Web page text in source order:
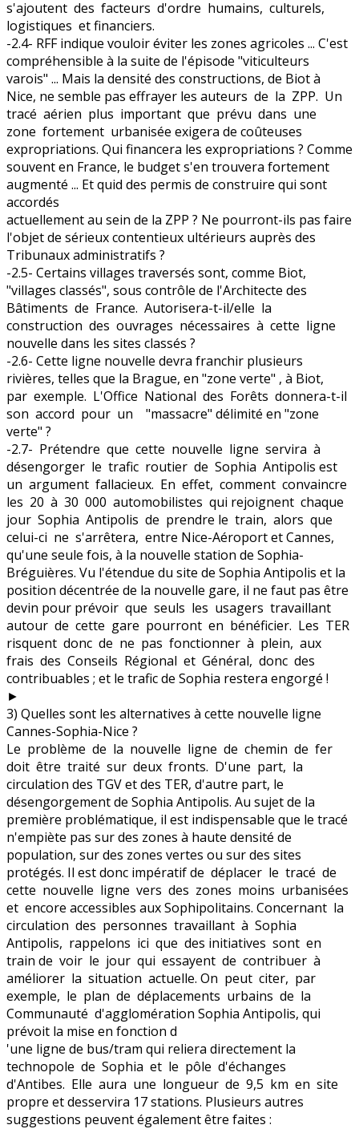
s'ajoutent des facteurs d'ordre humains, culturels,
logistiques et financiers.
-2.4- RFF indique vouloir éviter les zones agricoles ... C'est
compréhensible à la suite de l'épisode "viticulteurs
varois" ... Mais la densité des constructions, de Biot à
Nice, ne semble pas effrayer les auteurs de la ZPP. Un
tracé aérien plus important que prévu dans une
zone fortement urbanisée exigera de coûteuses
expropriations. Qui financera les expropriations ? Comme
souvent en France, le budget s'en trouvera fortement
augmenté ... Et quid des permis de construire qui sont
accordés
actuellement au sein de la ZPP ? Ne pourront-ils pas faire
l'objet de sérieux contentieux ultérieurs auprès des
Tribunaux administratifs ?
-2.5- Certains villages traversés sont, comme Biot,
"villages classés", sous contrôle de l'Architecte des
Bâtiments de France. Autorisera-t-il/elle la
construction des ouvrages nécessaires à cette ligne
nouvelle dans les sites classés ?
-2.6- Cette ligne nouvelle devra franchir plusieurs
rivières, telles que la Brague, en "zone verte" , à Biot,
par exemple. L'Office National des Forêts donnera-t-il
son accord pour un "massacre" délimité en "zone
verte" ?
-2.7- Prétendre que cette nouvelle ligne servira à
désengorger le trafic routier de Sophia Antipolis est
un argument fallacieux. En effet, comment convaincre
les 20 à 30 000 automobilistes qui rejoignent chaque
jour Sophia Antipolis de prendre le train, alors que
celui-ci ne s'arrêtera, entre Nice-Aéroport et Cannes,
qu'une seule fois, à la nouvelle station de Sophia-
Bréguières. Vu l'étendue du site de Sophia Antipolis et la
position décentrée de la nouvelle gare, il ne faut pas être
devin pour prévoir que seuls les usagers travaillant
autour de cette gare pourront en bénéficier. Les TER
risquent donc de ne pas fonctionner à plein, aux
frais des Conseils Régional et Général, donc des
contribuables ; et le trafic de Sophia restera engorgé !
►
3) Quelles sont les alternatives à cette nouvelle ligne
Cannes-Sophia-Nice ?
Le problème de la nouvelle ligne de chemin de fer
doit être traité sur deux fronts. D'une part, la
circulation des TGV et des TER, d'autre part, le
désengorgement de Sophia Antipolis. Au sujet de la
première problématique, il est indispensable que le tracé
n'empiète pas sur des zones à haute densité de
population, sur des zones vertes ou sur des sites
protégés. Il est donc impératif de déplacer le tracé de
cette nouvelle ligne vers des zones moins urbanisées
et encore accessibles aux Sophipolitains. Concernant la
circulation des personnes travaillant à Sophia
Antipolis, rappelons ici que des initiatives sont en
train de voir le jour qui essayent de contribuer à
améliorer la situation actuelle. On peut citer, par
exemple, le plan de déplacements urbains de la
Communauté d'agglomération Sophia Antipolis, qui
prévoit la mise en fonction d
'une ligne de bus/tram qui reliera directement la
technopole de Sophia et le pôle d'échanges
d'Antibes. Elle aura une longueur de 9,5 km en site
propre et desservira 17 stations. Plusieurs autres
suggestions peuvent également être faites :